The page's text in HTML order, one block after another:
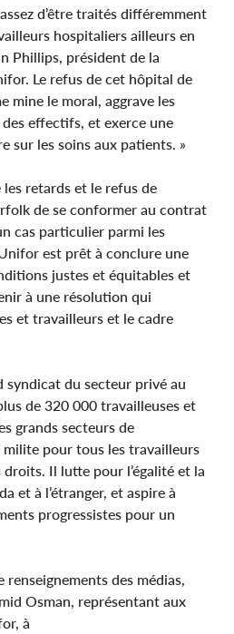
d’être traités différemment
hospitaliers ailleurs en
Phillips, président de la
Le refus de cet hôpital de
mine le moral, aggrave les
effectifs, et exerce une
sur les soins aux patients. »
retards et le refus de
de se conformer au contrat
cas particulier parmi les
est prêt à conclure une
justes et équitables et
à une résolution qui
et travailleurs et le cadre
syndicat du secteur privé au
de 320 000 travailleuses et
grands secteurs de
milite pour tous les travailleurs
Il lutte pour l’égalité et la
et à l’étranger, et aspire à
progressistes pour un
des médias,
Osman, représentant aux
à